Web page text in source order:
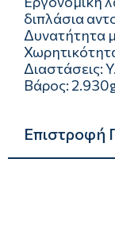
διπλάσια
Δυνατήτητα
Διαστάσεις:
Βάρος:
Επιστροφή